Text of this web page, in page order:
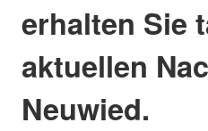
erhalten Sie
aktuellen
Neuwied.